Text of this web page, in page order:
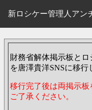
新ロシケー管理人アン
財務省解体掲示板と
を唐澤貴洋SNSに移行
移行完了後は両掲示
ご了承ください。